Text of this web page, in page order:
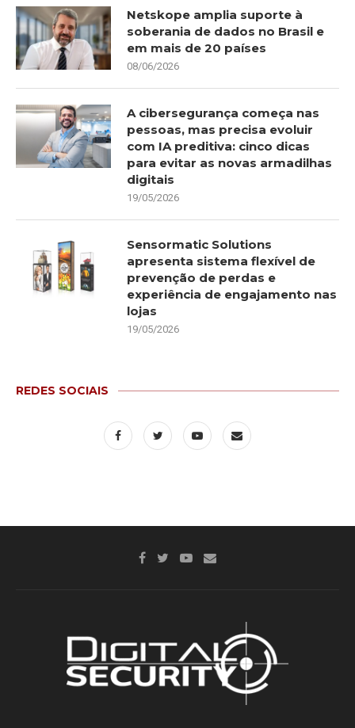
Netskope amplia suporte à
soberania de dados no Brasil e
em mais de 20 países
08/06/2026
A cibersegurança começa nas
pessoas, mas precisa evoluir
com IA preditiva: cinco dicas
para evitar as novas armadilhas
digitais
19/05/2026
Sensormatic Solutions
apresenta sistema flexível de
prevenção de perdas e
experiência de engajamento nas
lojas
19/05/2026
REDES SOCIAIS